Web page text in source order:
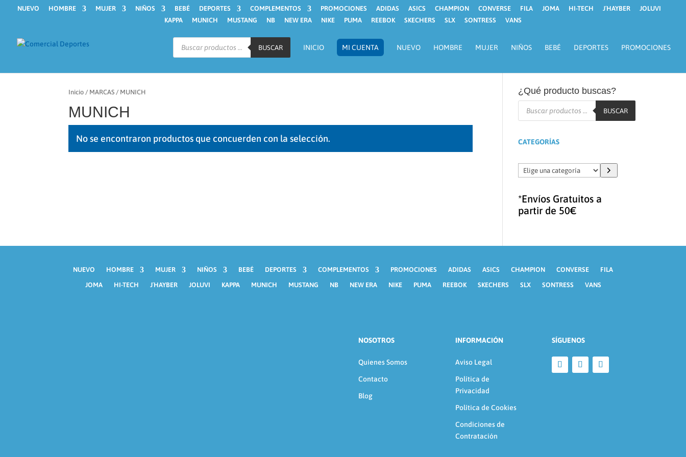
NUEVO HOMBRE MUJER NIÑOS BEBÉ DEPORTES COMPLEMENTOS PROMOCIONES ADIDAS ASICS CHAMPION CONVERSE FILA JOMA HI-TECH J´HAYBER
JOLUVI
KAPPA
MUNICH MUSTANG NB NEW ERA NIKE PUMA REEBOK SKECHERS SLX SONTRESS VANS
Búsqueda
BUSCAR INICIO MI CUENTA NUEVO HOMBRE MUJER NIÑOS BEBÉ DEPORTES PROMOCIONES
Inicio / MARCAS / MUNICH
MUNICH
No se encontraron productos que concuerden con la selección.
¿Qué producto buscas?
Búsqueda
BUSCAR
CATEGORÍAS
Elige
una
*Envíos Gratuitos a
partir de 50€
NUEVO HOMBRE MUJER NIÑOS BEBÉ DEPORTES COMPLEMENTOS PROMOCIONES ADIDAS ASICS CHAMPION CONVERSE
FILA
JOMA
HI-TECH J´HAYBER JOLUVI KAPPA MUNICH MUSTANG NB NEW ERA NIKE PUMA REEBOK SKECHERS SLX SONTRESS VANS
NOSOTROS
Quienes Somos
Contacto
Blog
INFORMACIÓN
Aviso Legal
Política de
Privacidad
Política de Cookies
Condiciones de
Contratación
SÍGUENOS